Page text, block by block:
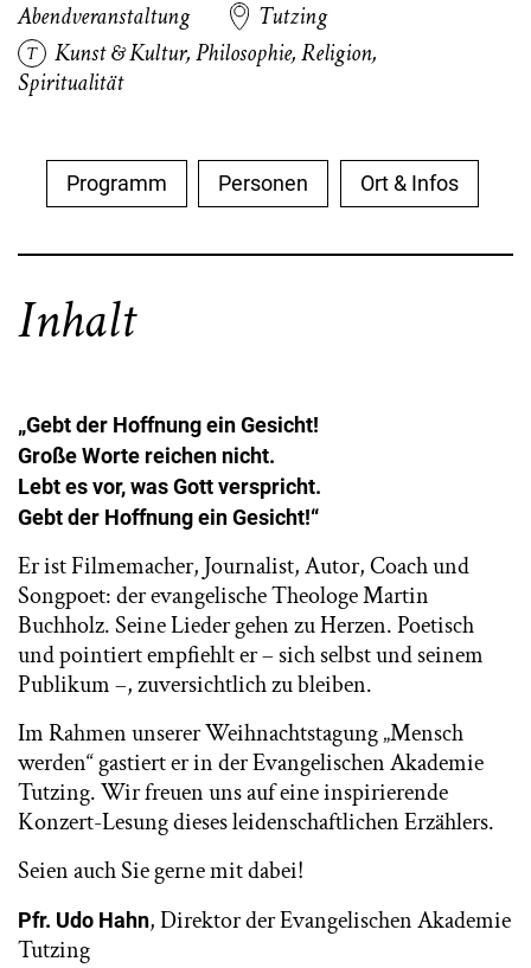
Abendveranstaltung
Tutzing
Kunst & Kultur,Philosophie,Religion,
Spiritualität
Programm Personen Ort & Infos
Inhalt
„Gebt der Hoffnung ein Gesicht!
Große Worte reichen nicht.
Lebt es vor, was Gott verspricht.
Gebt der Hoffnung ein Gesicht!“
Er ist Filmemacher, Journalist, Autor, Coach und
Songpoet: der evangelische Theologe Martin
Buchholz. Seine Lieder gehen zu Herzen. Poetisch
und pointiert empfiehlt er – sich selbst und seinem
Publikum –, zuversichtlich zu bleiben.
Im Rahmen unserer Weihnachtstagung „Mensch
werden“ gastiert er in der Evangelischen Akademie
Tutzing. Wir freuen uns auf eine inspirierende
Konzert-Lesung dieses leidenschaftlichen Erzählers.
Seien auch Sie gerne mit dabei!
Pfr. Udo Hahn, Direktor der Evangelischen Akademie
Tutzing